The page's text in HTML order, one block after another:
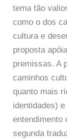
tema tão
como o dos
cultura e
proposta
premissas. A
caminhos
quanto mais
identidades)
entendimento
segunda